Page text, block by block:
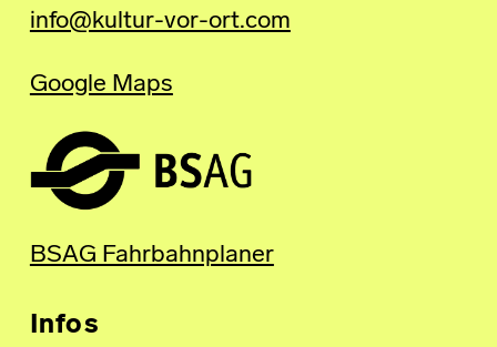
info@kultur-vor-ort.com
Google Maps
BSAG Fahrbahnplaner
Infos